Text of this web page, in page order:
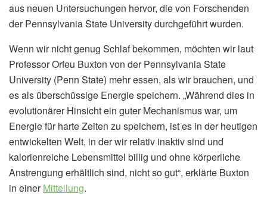
aus neuen Untersuchungen hervor, die von Forschenden
der Pennsylvania State University durchgeführt wurden.
Wenn wir nicht genug Schlaf bekommen, möchten wir laut
Professor Orfeu Buxton von der Pennsylvania State
University (Penn State) mehr essen, als wir brauchen, und
es als überschüssige Energie speichern. „Während dies in
evolutionärer Hinsicht ein guter Mechanismus war, um
Energie für harte Zeiten zu speichern, ist es in der heutigen
entwickelten Welt, in der wir relativ inaktiv sind und
kalorienreiche Lebensmittel billig und ohne körperliche
Anstrengung erhältlich sind, nicht so gut“, erklärte Buxton
in einerMitteilung.